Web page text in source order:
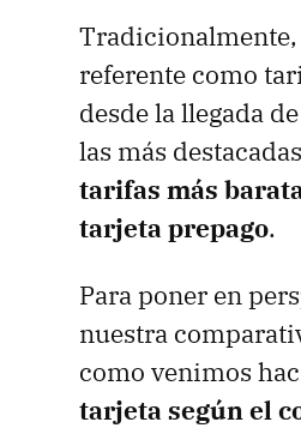
Tradicionalmente,
referente como
desde la llegada
las más
tarifas más
tarjeta prepago.
Para poner en
nuestra
como venimos
tarjeta según el